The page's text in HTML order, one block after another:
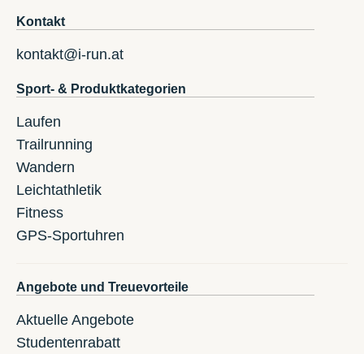
Kontakt
kontakt@i-run.at
Sport- & Produktkategorien
Laufen
Trailrunning
Wandern
Leichtathletik
Fitness
GPS-Sportuhren
Angebote und Treuevorteile
Aktuelle Angebote
Studentenrabatt